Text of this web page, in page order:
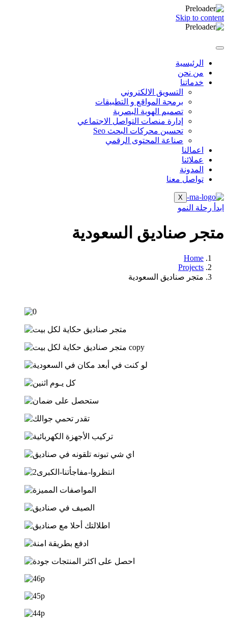
Skip to content
الرئيسية
من نحن
خدماتنا
التسويق الالكتروني
برمجة المواقع و التطبيقات
تصميم الهوية البصرية
إدارة منصات التواصل الاجتماعي
تحسين محركات البحث Seo
صناعة المحتوى الرقمي
اعمالنا
عملائنا
المدونة
تواصل معنا
X
ابدأ رحلة النمو
متجر صناديق السعودية
Home
Projects
متجر صناديق السعودية